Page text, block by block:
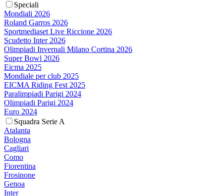
Speciali
Mondiali 2026
Roland Garros 2026
Sportmediaset Live Riccione 2026
Scudetto Inter 2026
Olimpiadi Invernali Milano Cortina 2026
Super Bowl 2026
Eicma 2025
Mondiale per club 2025
EICMA Riding Fest 2025
Paralimpiadi Parigi 2024
Olimpiadi Parigi 2024
Euro 2024
Squadra Serie A
Atalanta
Bologna
Cagliari
Como
Fiorentina
Frosinone
Genoa
Inter